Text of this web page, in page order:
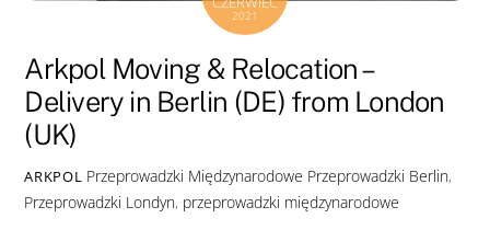
2021
Arkpol Moving & Relocation –
Delivery in Berlin (DE) from London
(UK)
ARKPOL Przeprowadzki Międzynarodowe Przeprowadzki Berlin,
Przeprowadzki Londyn, przeprowadzki międzynarodowe